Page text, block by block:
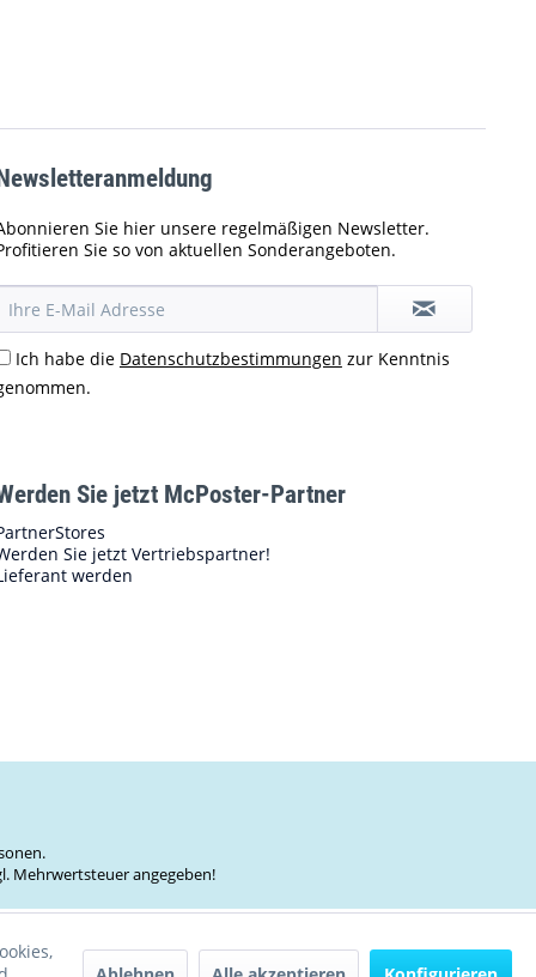
Sie hier unsere regelmäßigen Newsletter.
Sie so von aktuellen Sonderangeboten.
Ich habe die Datenschutzbestimmungen zur Kenntnis
Sie jetzt McPoster-Partner
Sie jetzt Vertriebspartner!
werden
Mehrwertsteuer angegeben!